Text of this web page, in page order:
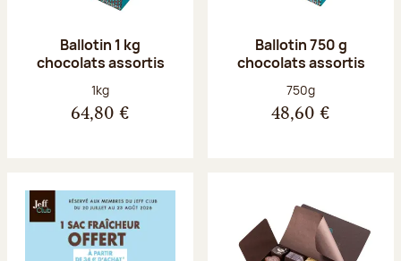
Ballotin 1 kg
chocolats assortis
Poids net :
1kg
64,80 €
Ballotin 750 g
chocolats assortis
Poids net :
750g
48,60 €